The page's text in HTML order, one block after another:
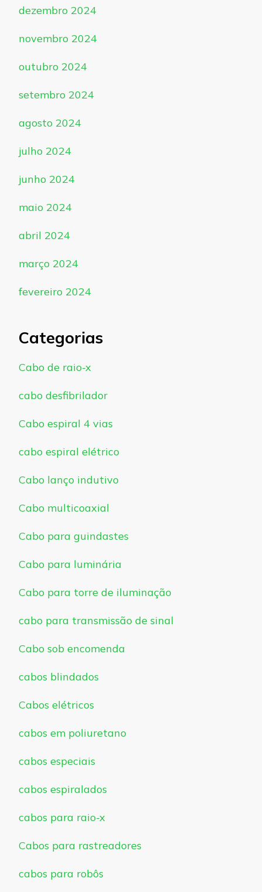
dezembro 2024
novembro 2024
outubro 2024
setembro 2024
agosto 2024
julho 2024
junho 2024
maio 2024
abril 2024
março 2024
fevereiro 2024
Categorias
Cabo de raio-x
cabo desfibrilador
Cabo espiral 4 vias
cabo espiral elétrico
Cabo lanço indutivo
Cabo multicoaxial
Cabo para guindastes
Cabo para luminária
Cabo para torre de iluminação
cabo para transmissão de sinal
Cabo sob encomenda
cabos blindados
Cabos elétricos
cabos em poliuretano
cabos especiais
cabos espiralados
cabos para raio-x
Cabos para rastreadores
cabos para robôs